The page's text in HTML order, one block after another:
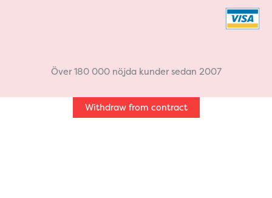
b
o
a
g
Över 180 000 nöjda kunder sedan 2007
Withdraw from contract